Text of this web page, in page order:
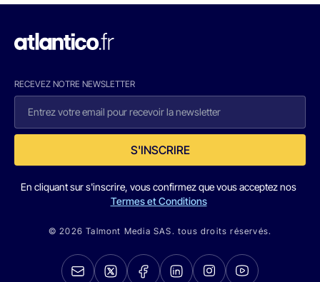
RECEVEZ NOTRE NEWSLETTER
S'INSCRIRE
En cliquant sur s'inscrire, vous confirmez que vous acceptez nos
Termes et Conditions
© 2026 Talmont Media SAS. tous droits réservés.